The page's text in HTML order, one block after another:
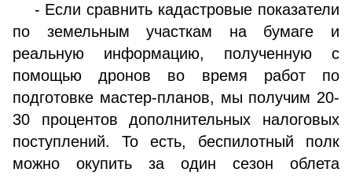
- Если сравнить кадастровые показатели
по земельным участкам на бумаге и
реальную информацию, полученную с
помощью дронов во время работ по
подготовке мастер-планов, мы получим 20-
30 процентов дополнительных налоговых
поступлений. То есть, беспилотный полк
можно окупить за один сезон облета